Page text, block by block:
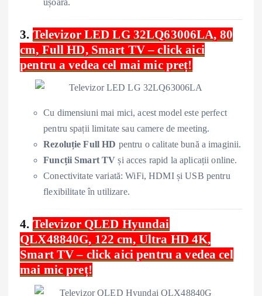
3. Televizor LED LG 32LQ63006LA, 80
cm, Full HD, Smart TV – click aici
pentru a vedea cel mai mic preț!
Cu dimensiuni mai mici, acest model este perfect
pentru spații limitate sau camere de meeting.
Rezoluție Full HD pentru o calitate bună a imaginii.
Funcții Smart TV și acces rapid la aplicații online.
Conectivitate variată: WiFi, HDMI și USB pentru
flexibilitate în utilizare.
4. Televizor QLED Hyundai
QLX48840G, 122 cm, Ultra HD 4K,
Smart TV – click aici pentru a vedea cel
mai mic preț!